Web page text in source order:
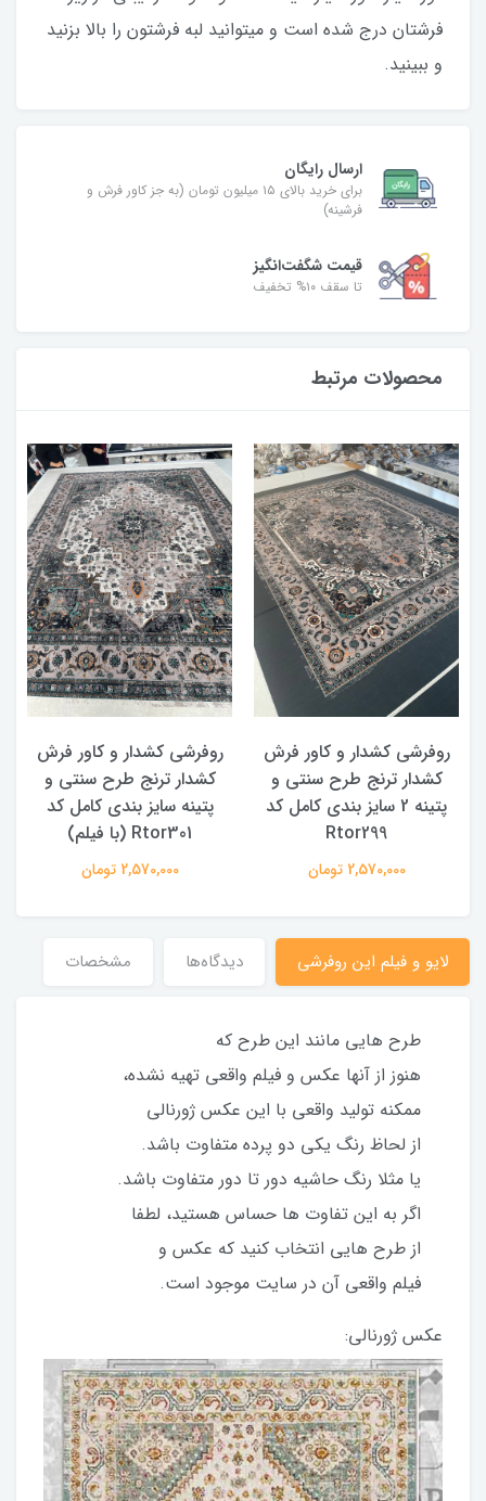
فرشتان درج شده است و میتوانید لبه فرشتون را بالا بزنید
و ببینید.
ارسال رایگان
برای خرید بالای ۱۵ میلیون تومان (به جز کاور فرش و
فرشینه)
قیمت شگفت‌انگیز
تا سقف ۱۰% تخفیف
محصولات مرتبط
روفرشی کشدار و کاور فرش
کشدار ترنج طرح سنتی و
پتینه 2 سایز بندی کامل کد
Rtor299
2,570,000 تومان
روفرشی کشدار و کاور فرش
کشدار ترنج طرح سنتی و
پتینه سایز بندی کامل کد
Rtor301 (با فیلم)
2,570,000 تومان
لایو و فیلم این روفرشی دیدگاه‌ها مشخصات
طرح هایی مانند این طرح که
هنوز از آنها عکس و فیلم واقعی تهیه نشده،
ممکنه تولید واقعی با این عکس ژورنالی
از لحاظ رنگ یکی دو پرده متفاوت باشد.
یا مثلا رنگ حاشیه دور تا دور متفاوت باشد.
اگر به این تفاوت ها حساس هستید، لطفا
از طرح هایی انتخاب کنید که عکس و
فیلم واقعی آن در سایت موجود است.
عکس ژورنالی: